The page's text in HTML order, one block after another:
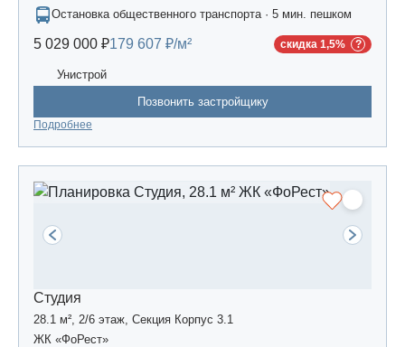
Остановка общественного транспорта · 5 мин. пешком
5 029 000 ₽179 607 ₽/м² скидка 1,5%
Унистрой
Позвонить застройщику
Подробнее
Студия
28.1 м², 2/6 этаж, Секция Корпус 3.1
ЖК «ФоРест»